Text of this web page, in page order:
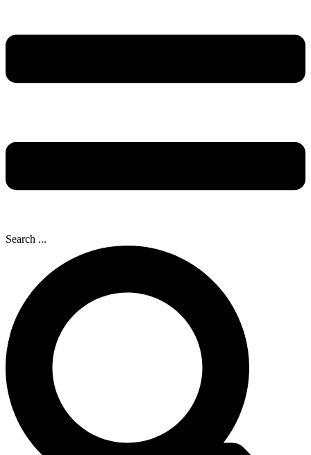
Search ...